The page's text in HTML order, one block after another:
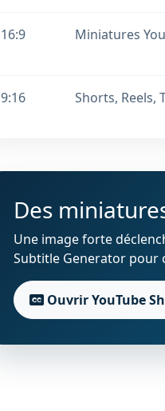
16:9 Miniatures
9:16 Shorts, Reels,
Des
Une image forte
Subtitle Generator pour
Ouvrir YouTube